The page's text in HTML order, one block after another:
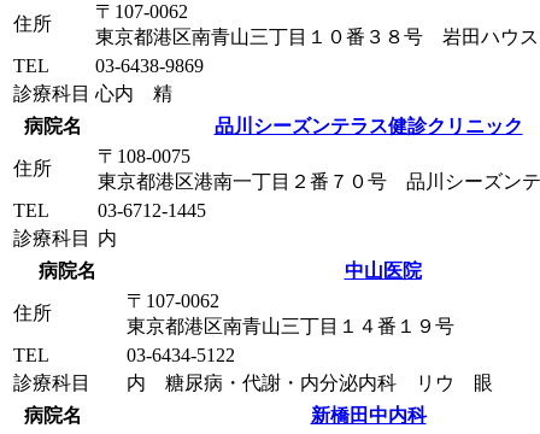
住所
〒107-0062
東京都港区南青山三丁目１０番３８号 岩田ハウ
TEL
03-6438-9869
診療科目 心内 精
病院名
品川シーズンテラス健診クリニック
住所
〒108-0075
東京都港区港南一丁目２番７０号 品川シーズン
TEL
03-6712-1445
診療科目
内
病院名
中山医院
住所
〒107-0062
東京都港区南青山三丁目１４番１９号
TEL
03-6434-5122
診療科目
内 糖尿病・代謝・内分泌内科 リウ 眼
病院名
新橋田中内科